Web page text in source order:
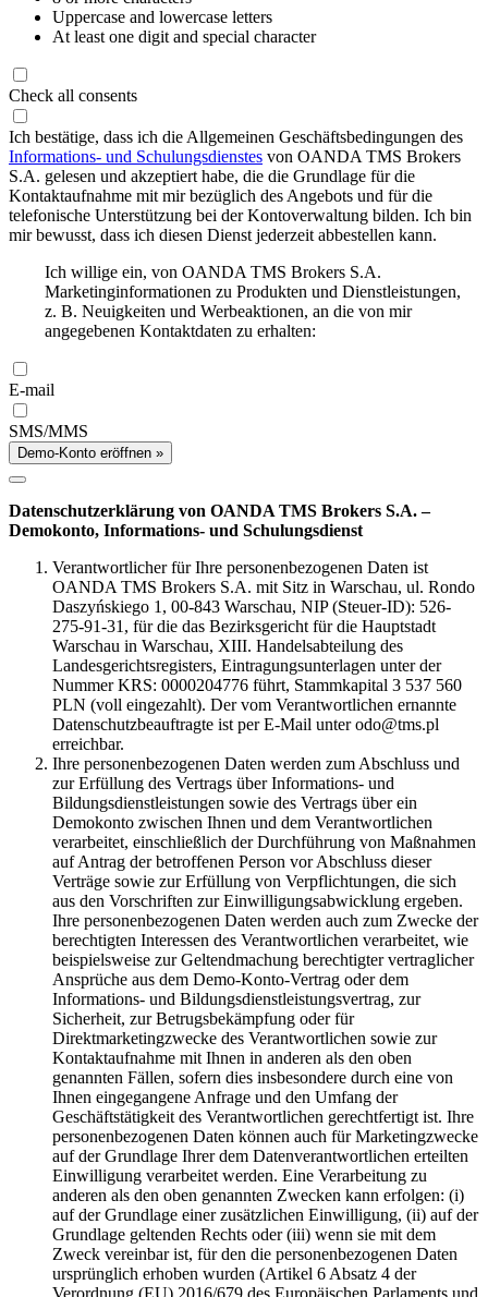
Uppercase and lowercase letters
At least one digit and special character
Check all consents
Ich bestätige, dass ich die Allgemeinen Geschäftsbedingungen des
Informations- und Schulungsdienstes von OANDA TMS Brokers
S.A. gelesen und akzeptiert habe, die die Grundlage für die
Kontaktaufnahme mit mir bezüglich des Angebots und für die
telefonische Unterstützung bei der Kontoverwaltung bilden. Ich bin
mir bewusst, dass ich diesen Dienst jederzeit abbestellen kann.
Ich willige ein, von OANDA TMS Brokers S.A.
Marketinginformationen zu Produkten und Dienstleistungen,
z. B. Neuigkeiten und Werbeaktionen, an die von mir
angegebenen Kontaktdaten zu erhalten:
E-mail
SMS/MMS
Demo-Konto eröffnen »
Datenschutzerklärung von OANDA TMS Brokers S.A. –
Demokonto, Informations- und Schulungsdienst
Verantwortlicher für Ihre personenbezogenen Daten ist
OANDA TMS Brokers S.A. mit Sitz in Warschau, ul. Rondo
Daszyńskiego 1, 00-843 Warschau, NIP (Steuer-ID): 526-
275-91-31, für die das Bezirksgericht für die Hauptstadt
Warschau in Warschau, XIII. Handelsabteilung des
Landesgerichtsregisters, Eintragungsunterlagen unter der
Nummer KRS: 0000204776 führt, Stammkapital 3 537 560
PLN (voll eingezahlt). Der vom Verantwortlichen ernannte
Datenschutzbeauftragte ist per E-Mail unter odo@tms.pl
erreichbar.
Ihre personenbezogenen Daten werden zum Abschluss und
zur Erfüllung des Vertrags über Informations- und
Bildungsdienstleistungen sowie des Vertrags über ein
Demokonto zwischen Ihnen und dem Verantwortlichen
verarbeitet, einschließlich der Durchführung von Maßnahmen
auf Antrag der betroffenen Person vor Abschluss dieser
Verträge sowie zur Erfüllung von Verpflichtungen, die sich
aus den Vorschriften zur Einwilligungsabwicklung ergeben.
Ihre personenbezogenen Daten werden auch zum Zwecke der
berechtigten Interessen des Verantwortlichen verarbeitet, wie
beispielsweise zur Geltendmachung berechtigter vertraglicher
Ansprüche aus dem Demo-Konto-Vertrag oder dem
Informations- und Bildungsdienstleistungsvertrag, zur
Sicherheit, zur Betrugsbekämpfung oder für
Direktmarketingzwecke des Verantwortlichen sowie zur
Kontaktaufnahme mit Ihnen in anderen als den oben
genannten Fällen, sofern dies insbesondere durch eine von
Ihnen eingegangene Anfrage und den Umfang der
Geschäftstätigkeit des Verantwortlichen gerechtfertigt ist. Ihre
personenbezogenen Daten können auch für Marketingzwecke
auf der Grundlage Ihrer dem Datenverantwortlichen erteilten
Einwilligung verarbeitet werden. Eine Verarbeitung zu
anderen als den oben genannten Zwecken kann erfolgen: (i)
auf der Grundlage einer zusätzlichen Einwilligung, (ii) auf der
Grundlage geltenden Rechts oder (iii) wenn sie mit dem
Zweck vereinbar ist, für den die personenbezogenen Daten
ursprünglich erhoben wurden (Artikel 6 Absatz 4 der
Verordnung (EU) 2016/679 des Europäischen Parlaments und